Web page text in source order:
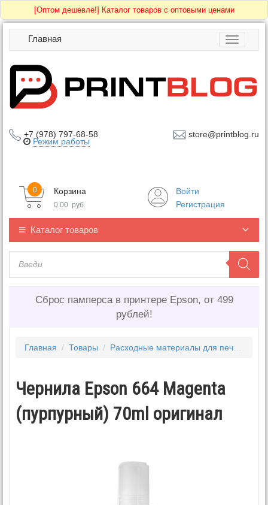
[Оптом дешевле!] Каталог товаров с оптовыми ценами
Toggle
Главная
+7 (978) 797-68-58 store@printblog.ru
Режим работы
Корзина
0
0.00 руб.
Войти
Регистрация
Каталог товаров
Сброс памперса в принтере Epson, от 499
рублей!
Главная / Товары / Расходные материалы для печати
Чернила Epson 664 Magenta
(пурпурный) 70ml оригинал